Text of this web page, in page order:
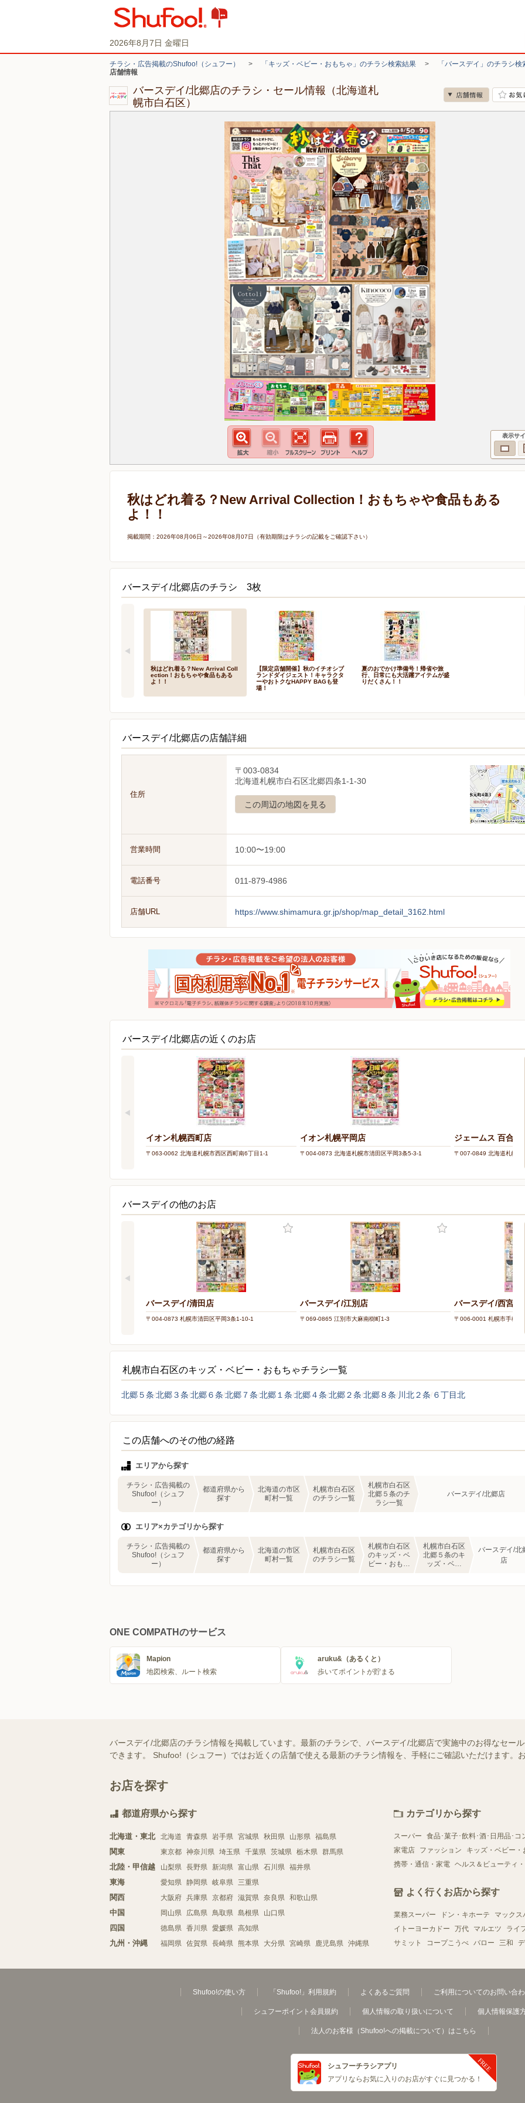
2026年8月7日 金曜日
チラシ・広告掲載のShufoo!（シュフー） > 「キッズ・ベビー・おもちゃ」のチラシ検索結果 > 「バースデイ」のチラシ検
店舗情報
バースデイ/北郷店のチラシ・セール情報（北海道札
幌市白石区）
表示サ
秋はどれ着る？New Arrival Collection！おもちゃや食品もある
よ！！
掲載期間：2026年08月06日～2026年08月07日（有効期限はチラシの記載をご確認下さい）
バースデイ/北郷店のチラシ 3枚
秋はどれ着る？New Arrival Coll
ection！おもちゃや食品もある
よ！！
【限定店舗開催】秋のイチオシブ
ランドダイジェスト！キャラクタ
ーやおトクなHAPPY BAGも登
場！
夏のおでかけ準備号！帰省や旅
行、日常にも大活躍アイテムが盛
りだくさん！！
バースデイ/北郷店の店舗詳細
住所
〒003-0834
北海道札幌市白石区北郷四条1-1-30
この周辺の地図を見る
営業時間 10:00〜19:00
電話番号 011-879-4986
店舗URL https://www.shimamura.gr.jp/shop/map_detail_3162.html
バースデイ/北郷店の近くのお店
イオン札幌西町店
〒063-0062 北海道札幌市西区西町南6丁目1-1
イオン札幌平岡店
〒004-0873 北海道札幌市清田区平岡3条5-3-1
ジェームス 百合が
〒007-0849 北海道札幌
バースデイの他のお店
バースデイ/清田店
〒004-0873 札幌市清田区平岡3条1-10-1
バースデイ/江別店
〒069-0865 江別市大麻南樹町1-3
バースデイ/西宮の
〒006-0001 札幌市手稲区
札幌市白石区のキッズ・ベビー・おもちゃチラシ一覧
北郷５条 北郷３条 北郷６条 北郷７条 北郷１条 北郷４条 北郷２条 北郷８条 川北２条 ６丁目北
この店舗へのその他の経路
エリアから探す
チラシ・広告掲載の
Shufoo!（シュフ
ー）
都道府県から
探す
北海道の市区
町村一覧
札幌市白石区
のチラシ一覧
札幌市白石区
北郷５条のチ
ラシ一覧
バースデイ/北郷店
エリア×カテゴリから探す
チラシ・広告掲載の
Shufoo!（シュフ
ー）
都道府県から
探す
北海道の市区
町村一覧
札幌市白石区
のチラシ一覧
札幌市白石区
のキッズ・ベ
ビー・おもち
札幌市白石区
北郷５条のキ
ッズ・ベビ
バースデイ/北
店
ONE COMPATHのサービス
Mapion
地図検索、ルート検索
aruku&（あるくと）
歩いてポイントが貯まる
バースデイ/北郷店のチラシ情報を掲載しています。最新のチラシで、バースデイ/北郷店で実施中のお得なセー
できます。 Shufoo!（シュフー）ではお近くの店舗で使える最新のチラシ情報を、手軽にご確認いただけます。
お店を探す
都道府県から探す
北海道・東北 北海道 青森県 岩手県 宮城県 秋田県 山形県 福島県
関東 東京都 神奈川県 埼玉県 千葉県 茨城県 栃木県 群馬県
北陸・甲信越 山梨県 長野県 新潟県 富山県 石川県 福井県
東海 愛知県 静岡県 岐阜県 三重県
関西 大阪府 兵庫県 京都府 滋賀県 奈良県 和歌山県
中国 岡山県 広島県 鳥取県 島根県 山口県
四国 徳島県 香川県 愛媛県 高知県
九州・沖縄 福岡県 佐賀県 長崎県 熊本県 大分県 宮崎県 鹿児島県 沖縄県
カテゴリから探す
スーパー 食品･菓子･飲料･酒･日用品･コ
家電店
ファッション キッズ・ベビー・
携帯・通信・家電 ヘルス＆ビューティ
よく行くお店から探す
業務スーパー ドン・キホーテ マックス
イトーヨーカドー
万代 マルエツ ライ
サミット
コープこうべ バロー 三和
Shufoo!の使い方 「Shufoo!」利用規約 よくあるご質問 ご利用についてのお問い合
シュフーポイント会員規約 個人情報の取り扱いについて 個人情報保護
法人のお客様（Shufoo!への掲載について）はこちら
シュフーチラシアプリ
アプリならお気に入りのお店がすぐに見つかる！